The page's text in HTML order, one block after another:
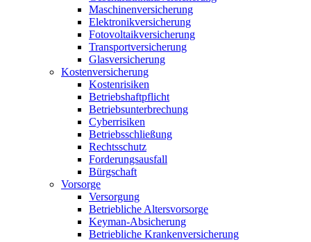
Maschinenversicherung
Elektronikversicherung
Fotovoltaikversicherung
Transportversicherung
Glasversicherung
Kostenversicherung
Kostenrisiken
Betriebshaftpflicht
Betriebsunterbrechung
Cyberrisiken
Betriebsschließung
Rechtsschutz
Forderungsausfall
Bürgschaft
Vorsorge
Versorgung
Betriebliche Altersvorsorge
Keyman-Absicherung
Betriebliche Krankenversicherung